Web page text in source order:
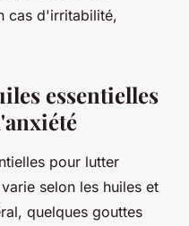
cas d'irritabilité,
essentielles
pour lutter
selon les huiles et
quelques gouttes